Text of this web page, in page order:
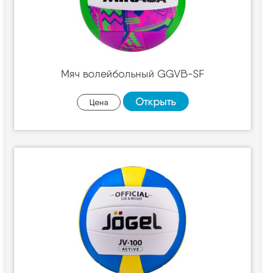
Мяч волейбольный GGVB-SF
Цена Открыть